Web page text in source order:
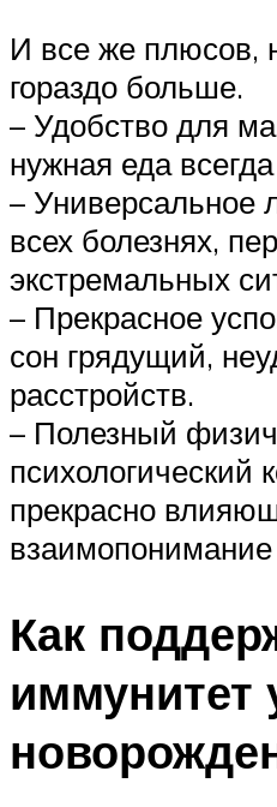
И все же плюсов,
гораздо больше.
– Удобство для
нужная еда
– Универсальное
всех болезнях,
экстремальных
– Прекрасное
сон грядущий,
расстройств.
– Полезный
психологический
прекрасно
Как
иммунитет